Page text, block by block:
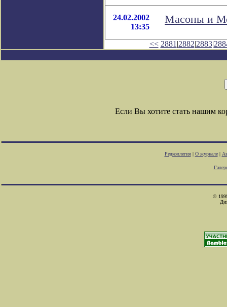
24.02.2002
13:35
Масоны и
<< 2881 |2882|2883|
Если Вы хотите стать нашим
Редколлегия| О журнале|
©